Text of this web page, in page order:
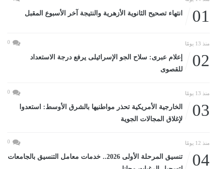
01 انتهاء تصحيح الثانوية الأزهرية والنتيجة آخر الأسبوع المقبل
منذ 13 يومًا 0
02
إعلام عبرى: سلاح الجو الإسرائيلى يرفع درجة الاستعداد
للقصوى
منذ 13 يومًا 0
03
الخارجية الأمريكية تحذر مواطنيها بالشرق الأوسط: استعدوا
لإغلاق المجالات الجوية
منذ 12 يومًا 0
04
تنسيق المرحلة الأولى 2026.. خدمات معامل التنسيق بالجامعات